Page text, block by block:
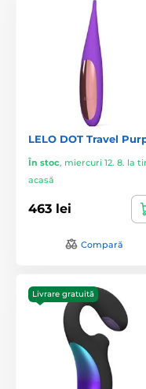
LELO DOT Travel
În stoc, miercuri 12. 8. la
acasă
463 lei
Compară
Livrare gratuită